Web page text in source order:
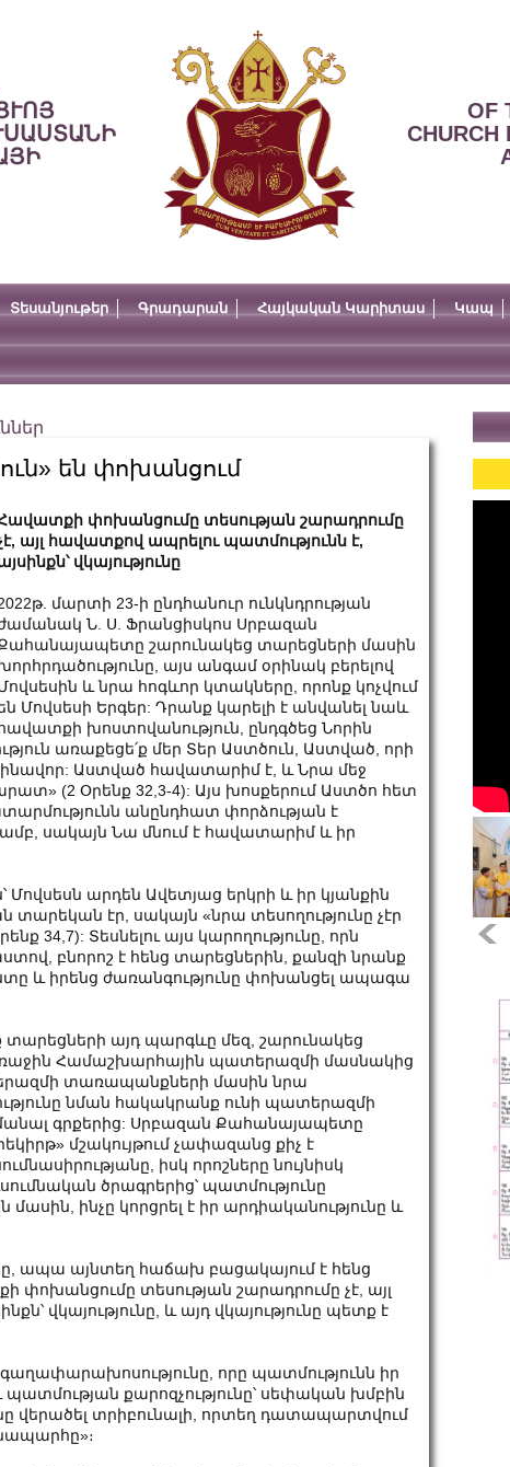
OF
CHURCH
Տեսանյութեր Գրադարան Հայկական Կարիտաս Կապ
են փոխանցում
փոխանցումը տեսության շարադրումը
այլ հավատքով ապրելու պատմությունն է,
վկայությունը
մարտի 23-ի ընդհանուր ունկնդրության
Ն. Ս. Ֆրանցիսկոս Սրբազան
շարունակեց տարեցների մասին
այս անգամ օրինակ բերելով
և նրա հոգևոր կտակները, որոնք կոչվում
Մովսեսի Երգեր: Դրանք կարելի է անվանել նաև
հավատքի խոստովանություն, ընդգծեց Նորին
առաքեցե՛ք մեր Տեր Աստծուն, Աստված, որի
Աստված հավատարիմ է, և Նրա մեջ
(2 Օրենք 32,3-4): Այս խոսքերում Աստծո հետ
անընդհատ փորձության է
սակայն Նա մնում է հավատարիմ և իր
արդեն Ավետյաց երկրի և իր կյանքին
տարեկան էր, սակայն «նրա տեսողությունը չէր
34,7): Տեսնելու այս կարողությունը, որն
բնորոշ է հենց տարեցներին, քանզի նրանք
և իրենց ժառանգությունը փոխանցել ապագա
տարեցների այդ պարգևը մեզ, շարունակեց
Համաշխարհային պատերազմի մասնակից
տառապանքների մասին նրա
նման հակակրանք ունի պատերազմի
գրքերից: Սրբազան Քահանայապետը
մշակույթում չափազանց քիչ է
իսկ որոշները նույնիսկ
ծրագրերից՝ պատմությունը
ինչը կորցրել է իր արդիականությունը և
ապա այնտեղ հաճախ բացակայում է հենց
փոխանցումը տեսության շարադրումը չէ, այլ
վկայությունը, և այդ վկայությունը պետք է
որը պատմությունն իր
քարոզչությունը՝ սեփական խմբին
վերածել տրիբունալի, որտեղ դատապարտվում